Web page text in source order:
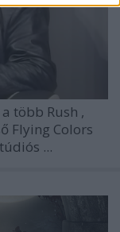
több Rush ,
Flying Colors
...